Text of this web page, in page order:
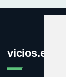
vicios.es